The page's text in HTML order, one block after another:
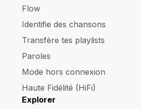
Flow
Identifie des chansons
Transfère tes playlists
Paroles
Mode hors connexion
Haute Fidélité (HiFi)
Explorer